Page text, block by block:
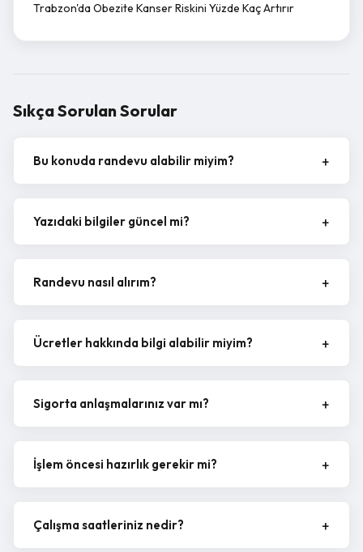
Trabzon'da Obezite Kanser Riskini Yüzde Kaç Artırır
Sıkça Sorulan Sorular
Bu konuda randevu alabilir miyim?
Yazıdaki bilgiler güncel mi?
Randevu nasıl alırım?
Ücretler hakkında bilgi alabilir miyim?
Sigorta anlaşmalarınız var mı?
İşlem öncesi hazırlık gerekir mi?
Çalışma saatleriniz nedir?